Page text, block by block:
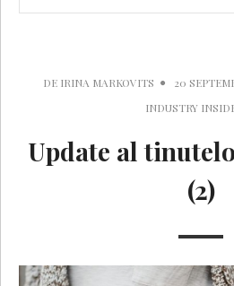
DE IRINA MARKOVITS 20
INDUSTRY
Update al
(2)